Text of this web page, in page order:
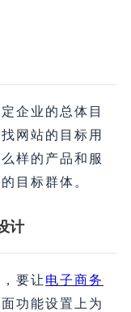
企业的总体目
网站的目标用
样的产品和服
目标群体。
计
要让 电子商务
功能设置上为